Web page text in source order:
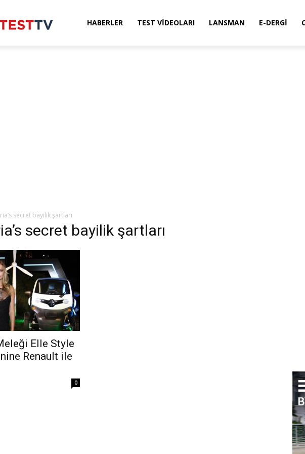
HABERLER TEST VIDEOLARI LANSMAN E-DERGI
secret bayilik şartları
secret bayilik şartları
Elle Style
Renault ile
0